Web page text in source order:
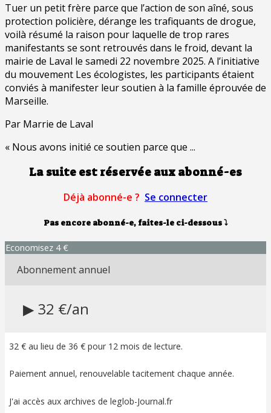
Tuer un petit frère parce que l’action de son aîné, sous
protection policière, dérange les trafiquants de drogue,
voilà résumé la raison pour laquelle de trop rares
manifestants se sont retrouvés dans le froid, devant la
mairie de Laval le samedi 22 novembre 2025. A l’initiative
du mouvement Les écologistes, les participants étaient
conviés à manifester leur soutien à la famille éprouvée de
Marseille.
Par Marrie de Laval
« Nous avons initié ce soutien parce que ...
La suite est réservée aux abonné-es
Déjà abonné-e ? Se connecter
Pas encore abonné-e, faites-le ci-dessous⤵
Economisez 4 €
Abonnement annuel
▶ 32 €/an
32 € au lieu de 36 € pour 12 mois de lecture.
Paiement annuel, renouvelable tacitement chaque année.
J'ai accès aux archives de leglob-Journal.fr